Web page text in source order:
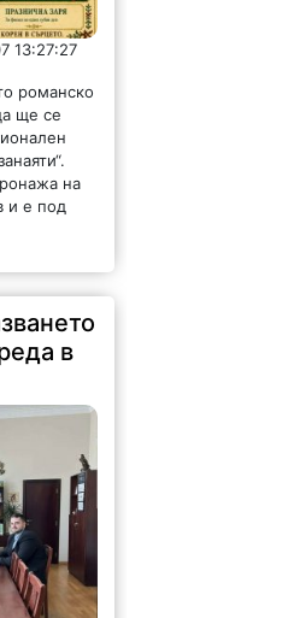
13:27:27
романско
ще се
на
и е под
в